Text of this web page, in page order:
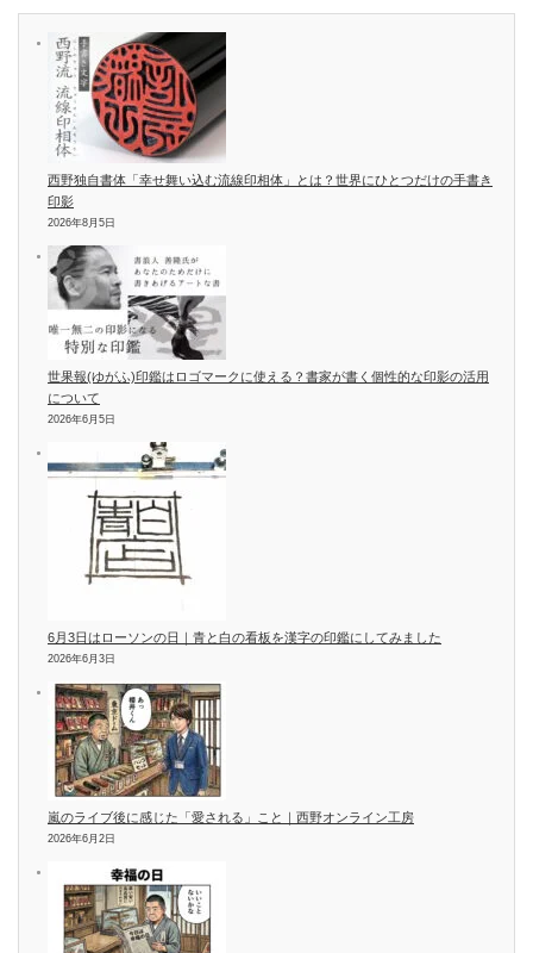
西野独自書体「幸せ舞い込む流線印相体」とは？世界にひとつだけの手書き
印影
2026年8月5日
世果報(ゆがふ)印鑑はロゴマークに使える？書家が書く個性的な印影の活用
について
2026年6月5日
6月3日はローソンの日｜青と白の看板を漢字の印鑑にしてみました
2026年6月3日
嵐のライブ後に感じた「愛される」こと｜西野オンライン工房
2026年6月2日